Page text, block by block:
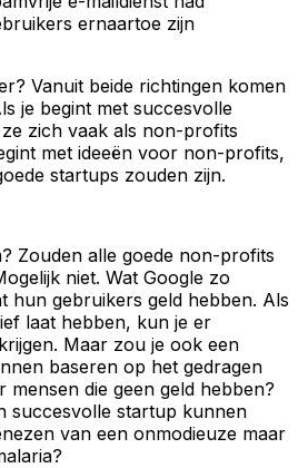
ernaartoe zijn
Vanuit beide richtingen komen
je begint met succesvolle
zich vaak als non-profits
met ideeën voor non-profits,
startups zouden zijn.
Zouden alle goede non-profits
niet. Wat Google zo
hun gebruikers geld hebben. Als
laat hebben, kun je er
Maar zou je ook een
baseren op het gedragen
die geen geld hebben?
succesvolle startup kunnen
van een onmodieuze maar